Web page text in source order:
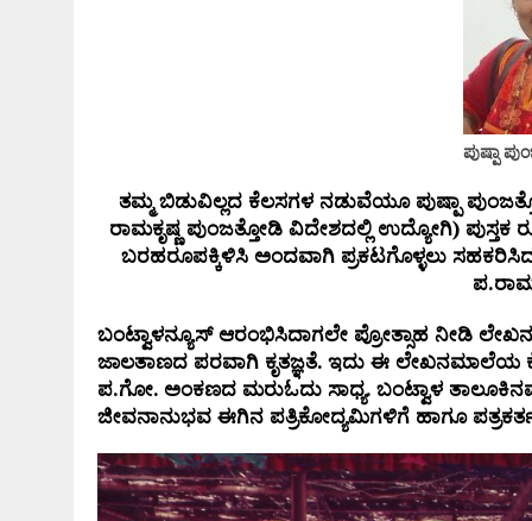
ಪುಷ್ಪಾ
ತಮ್ಮ ಬಿಡುವಿಲ್ಲದ ಕೆಲಸಗಳ ನಡುವೆಯೂ ಪುಷ್ಪಾ
ರಾಮಕೃಷ್ಣ ಪುಂಜತ್ತೋಡಿ ವಿದೇಶದಲ್ಲಿ ಉದ್ಯೋಗಿ)
ಬರಹರೂಪಕ್ಕಿಳಿಸಿ ಅಂದವಾಗಿ ಪ್ರಕಟಗೊಳ್ಳಲು
ಬಂಟ್ವಾಳನ್ಯೂಸ್ ಆರಂಭಿಸಿದಾಗಲೇ ಪ್ರೋತ್ಸಾಹ ನೀಡಿ
ಜಾಲತಾಣದ ಪರವಾಗಿ ಕೃತಜ್ಞತೆ. ಇದು ಈ ಲೇಖನಮಾಲೆಯ
ಪ.ಗೋ. ಅಂಕಣದ ಮರುಓದು ಸಾಧ್ಯ. ಬಂಟ್ವಾಳ
ಜೀವನಾನುಭವ ಈಗಿನ ಪತ್ರಿಕೋದ್ಯಮಿಗಳಿಗೆ ಹಾಗೂ